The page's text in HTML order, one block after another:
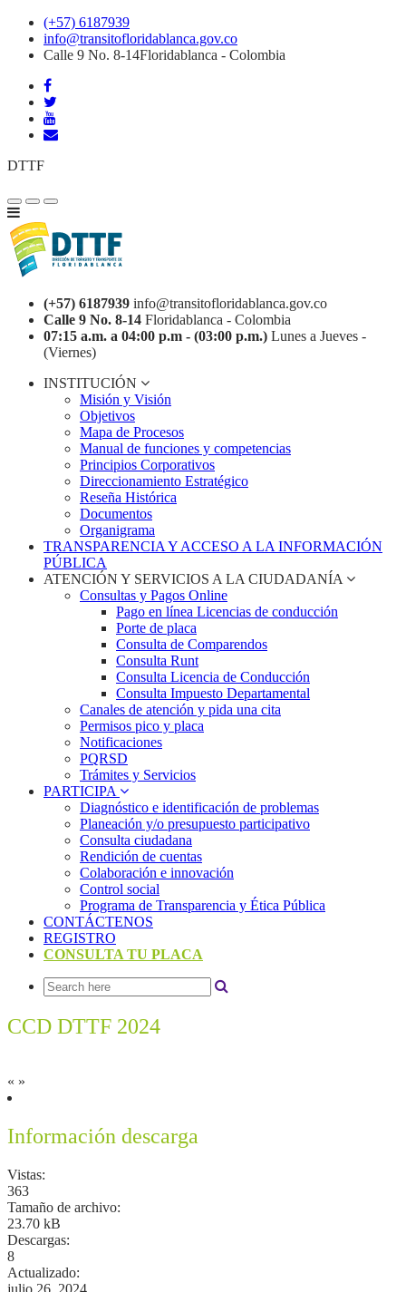
(+57) 6187939
info@transitofloridablanca.gov.co
Calle 9 No. 8-14Floridablanca - Colombia
DTTF
(+57) 6187939 info@transitofloridablanca.gov.co
Calle 9 No. 8-14 Floridablanca - Colombia
07:15 a.m. a 04:00 p.m - (03:00 p.m.) Lunes a Jueves -
(Viernes)
INSTITUCIÓN
Misión y Visión
Objetivos
Mapa de Procesos
Manual de funciones y competencias
Principios Corporativos
Direccionamiento Estratégico
Reseña Histórica
Documentos
Organigrama
TRANSPARENCIA Y ACCESO A LA INFORMACIÓN
PÚBLICA
ATENCIÓN Y SERVICIOS A LA CIUDADANÍA
Consultas y Pagos Online
Pago en línea Licencias de conducción
Porte de placa
Consulta de Comparendos
Consulta Runt
Consulta Licencia de Conducción
Consulta Impuesto Departamental
Canales de atención y pida una cita
Permisos pico y placa
Notificaciones
PQRSD
Trámites y Servicios
PARTICIPA
Diagnóstico e identificación de problemas
Planeación y/o presupuesto participativo​
Consulta ciudadana
Rendición de cuentas
Colaboración e innovación
Control social
Programa de Transparencia y Ética Pública
CONTÁCTENOS
REGISTRO
CONSULTA TU PLACA
CCD DTTF 2024
« »
Información descarga
Vistas:
363
Tamaño de archivo:
23.70 kB
Descargas:
8
Actualizado:
julio 26, 2024